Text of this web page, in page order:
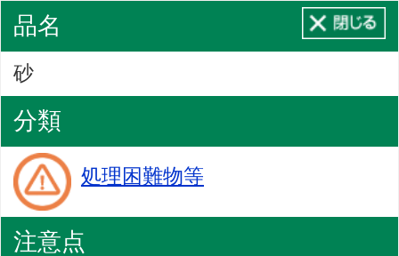
品名
砂
分類
処理困難物等
注意点